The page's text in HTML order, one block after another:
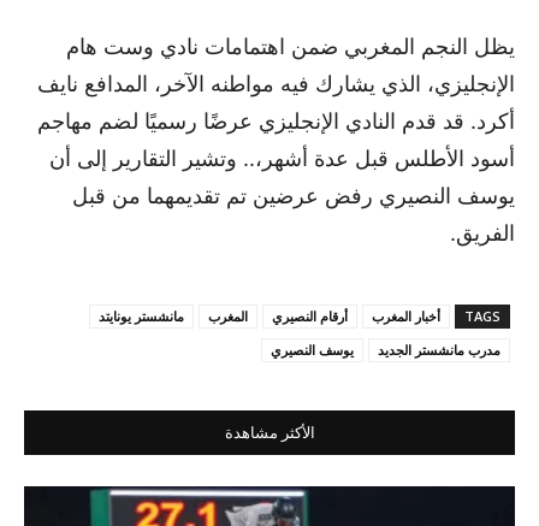
يظل النجم المغربي ضمن اهتمامات نادي وست هام
الإنجليزي، الذي يشارك فيه مواطنه الآخر، المدافع نايف
أكرد. قد قدم النادي الإنجليزي عرضًا رسميًا لضم مهاجم
أسود الأطلس قبل عدة أشهر،.. وتشير التقارير إلى أن
يوسف النصيري رفض عرضين تم تقديمهما من قبل
الفريق.
TAGS أخبار المغرب أرقام النصيري المغرب
مانشستر يونايتد
مدرب مانشستر الجديد
يوسف النصيري
الأكثر مشاهدة